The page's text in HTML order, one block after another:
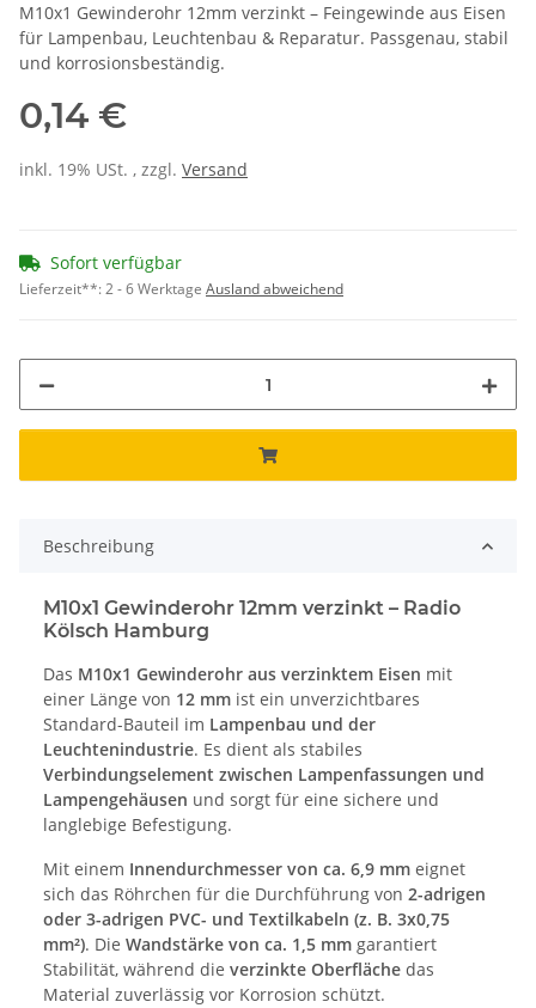
M10x1 Gewinderohr 12mm verzinkt – Feingewinde aus Eisen
für Lampenbau, Leuchtenbau & Reparatur. Passgenau, stabil
und korrosionsbeständig.
0,14 €
inkl. 19% USt. , zzgl. Versand
Sofort verfügbar
Lieferzeit**:2 - 6 Werktage Ausland abweichend
Beschreibung
M10x1 Gewinderohr 12mm verzinkt – Radio
Kölsch Hamburg
Das M10x1 Gewinderohr aus verzinktem Eisen mit
einer Länge von 12 mm ist ein unverzichtbares
Standard-Bauteil im Lampenbau und der
Leuchtenindustrie. Es dient als stabiles
Verbindungselement zwischen Lampenfassungen und
Lampengehäusen und sorgt für eine sichere und
langlebige Befestigung.
Mit einem Innendurchmesser von ca. 6,9 mm eignet
sich das Röhrchen für die Durchführung von 2-adrigen
oder 3-adrigen PVC- und Textilkabeln (z. B. 3x0,75
mm²). Die Wandstärke von ca. 1,5 mm garantiert
Stabilität, während die verzinkte Oberfläche das
Material zuverlässig vor Korrosion schützt.